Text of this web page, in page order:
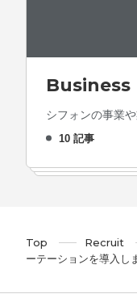
Business
シフォンの事業
10 記事
Top Recruit
ーテーションを導入し